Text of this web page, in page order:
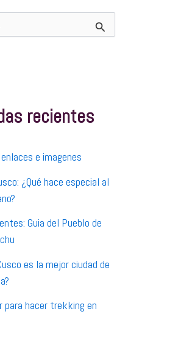
recientes
e imagenes
¿Qué hace especial al
Guia del Pueblo de
es la mejor ciudad de
para hacer trekking en